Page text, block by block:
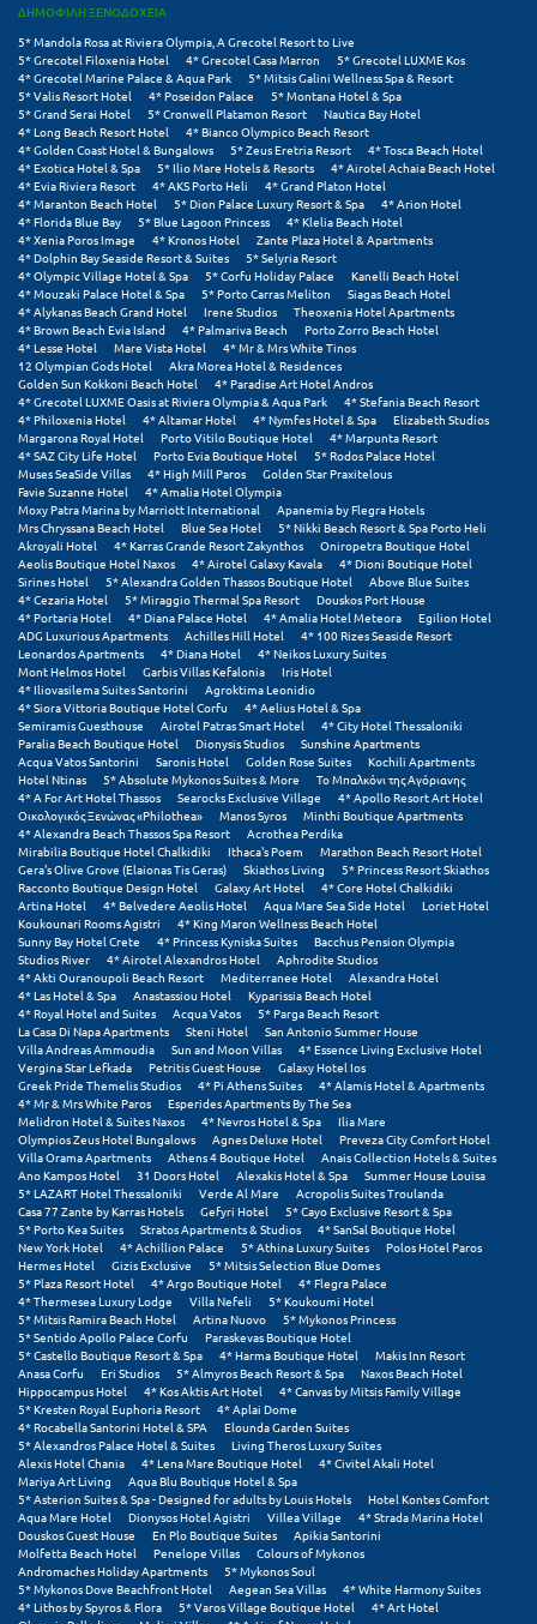
Μετέωρα
Μέτσοβο
Μήλος
Μονεμβασιά
Μουζάκι
Μπαλί Κρήτης
Μπάνσκο
Μπούκα Μεσσηνίας
Μύκονος
Μυστράς
Μυτιλήνη
Ν
Νάξος
Νάουσα
Ναυπακτία
Ναύπλιο
Νέα Μάκρη
Νέα Στύρα Εύβοιας
Νέοι Πόροι Πιερίας
Ξ
Ξυλόκαστρο
Ο
Ορεινή Αρκαδία
Ορεινή Ναυπακτία
Π
Πάλαιρος
Παξοί
Παραλία Κατερίνης
Παραλία Λιτοχώρου
Παράλιο Άστρος
Πάργα
Παρνασσός
Πάρος
Πάτμος
ΔΗΜΟΦΙΛΗ ΞΕΝΟΔΟΧΕΙΑ
5* Mandola Rosa at Riviera Olympia, A Grecotel Resort to Live
5* Grecotel Filoxenia Hotel
4* Grecotel Casa Marron
5* Grecotel LUXME Kos
4* Grecotel Marine Palace & Aqua Park
5* Mitsis Galini Wellness Spa & Resort
5* Valis Resort Hotel
4* Poseidon Palace
5* Montana Hotel & Spa
5* Grand Serai Hotel
5* Cronwell Platamon Resort
Nautica Bay Hotel
4* Long Beach Resort Hotel
4* Bianco Olympico Beach Resort
4* Golden Coast Hotel & Bungalows
5* Zeus Eretria Resort
4* Tosca Beach Hotel
4* Exotica Hotel & Spa
5* Ilio Mare Hotels & Resorts
4* Airotel Achaia Beach Hotel
4* Evia Riviera Resort
4* AKS Porto Heli
4* Grand Platon Hotel
4* Maranton Beach Hotel
5* Dion Palace Luxury Resort & Spa
4* Arion Hotel
4* Florida Blue Bay
5* Blue Lagoon Princess
4* Klelia Beach Hotel
4* Xenia Poros Image
4* Kronos Hotel
Zante Plaza Hotel & Apartments
4* Dolphin Bay Seaside Resort & Suites
5* Selyria Resort
4* Olympic Village Hotel & Spa
5* Corfu Holiday Palace
Kanelli Beach Hotel
4* Mouzaki Palace Hotel & Spa
5* Porto Carras Meliton
Siagas Beach Hotel
4* Alykanas Beach Grand Hotel
Irene Studios
Theoxenia Hotel Apartments
4* Brown Beach Evia Island
4* Palmariva Beach
Porto Zorro Beach Hotel
4* Lesse Hotel
Mare Vista Hotel
4* Mr & Mrs White Tinos
12 Olympian Gods Hotel
Akra Morea Hotel & Residences
Golden Sun Kokkoni Beach Hotel
4* Paradise Art Hotel Andros
4* Grecotel LUXME Oasis at Riviera Olympia & Aqua Park
4* Stefania Beach Resort
4* Philoxenia Hotel
4* Altamar Hotel 4* Nymfes Hotel & Spa
Elizabeth Studios
Margarona Royal Hotel
Porto Vitilo Boutique Hotel
4* Marpunta Resort
4* SAZ City Life Hotel
Porto Evia Boutique Hotel
5* Rodos Palace Hotel
Muses SeaSide Villas
4* High Mill Paros
Golden Star Praxitelous
Favie Suzanne Hotel
4* Amalia Hotel Olympia
Moxy Patra Marina by Marriott International
Apanemia by Flegra Hotels
Mrs Chryssana Beach Hotel
Blue Sea Hotel
5* Nikki Beach Resort & Spa Porto Heli
Akroyali Hotel
4* Karras Grande Resort Zakynthos
Oniropetra Boutique Hotel
Aeolis Boutique Hotel Naxos
4* Airotel Galaxy Kavala
4* Dioni Boutique Hotel
Sirines Hotel
5* Alexandra Golden Thassos Boutique Hotel
Above Blue Suites
4* Cezaria Hotel
5* Miraggio Thermal Spa Resort
Douskos Port House
4* Portaria Hotel
4* Diana Palace Hotel 4* Amalia Hotel Meteora
Egilion Hotel
ADG Luxurious Apartments
Achilles Hill Hotel
4* 100 Rizes Seaside Resort
Leonardos Apartments
4* Diana Hotel
4* Neikos Luxury Suites
Mont Helmos Hotel
Garbis Villas Kefalonia
Iris Hotel
4* Iliovasilema Suites Santorini
Agroktima Leonidio
4* Siora Vittoria Boutique Hotel Corfu
4* Aelius Hotel & Spa
Semiramis Guesthouse
Airotel Patras Smart Hotel
4* City Hotel Thessaloniki
Paralia Beach Boutique Hotel
Dionysis Studios
Sunshine Apartments
Acqua Vatos Santorini
Saronis Hotel Golden Rose Suites
Kochili Apartments
Hotel Ntinas
5* Absolute Mykonos Suites & More
Το Μπαλκόνι της Αγόριανης
4* A For Art Hotel Thassos
Searocks Exclusive Village
4* Apollo Resort Art Hotel
Οικολογικός Ξενώνας «Philothea»
Manos Syros
Minthi Boutique Apartments
4* Alexandra Beach Thassos Spa Resort
Acrothea Perdika
Mirabilia Boutique Hotel Chalkidiki
Ithaca's Poem
Marathon Beach Resort Hotel
Gera's Olive Grove (Elaionas Tis Geras)
Skiathos Living
5* Princess Resort Skiathos
Racconto Boutique Design Hotel
Galaxy Art Hotel
4* Core Hotel Chalkidiki
Artina Hotel
4* Belvedere Aeolis Hotel Aqua Mare Sea Side Hotel
Loriet Hotel
Koukounari Rooms Agistri
4* King Maron Wellness Beach Hotel
Sunny Bay Hotel Crete
4* Princess Kyniska Suites
Bacchus Pension Olympia
Studios River
4* Airotel Alexandros Hotel
Aphrodite Studios
4* Akti Ouranoupoli Beach Resort
Mediterranee Hotel
Alexandra Hotel
4* Las Hotel & Spa
Anastassiou Hotel
Kyparissia Beach Hotel
4* Royal Hotel and Suites
Acqua Vatos
5* Parga Beach Resort
La Casa Di Napa Apartments
Steni Hotel
San Antonio Summer House
Villa Andreas Ammoudia
Sun and Moon Villas
4* Essence Living Exclusive Hotel
Vergina Star Lefkada
Petritis Guest House
Galaxy Hotel Ios
Greek Pride Themelis Studios
4* Pi Athens Suites
4* Alamis Hotel & Apartments
4* Mr & Mrs White Paros
Esperides Apartments By The Sea
Melidron Hotel & Suites Naxos
4* Nevros Hotel & Spa
Ilia Mare
Olympios Zeus Hotel Bungalows
Agnes Deluxe Hotel
Preveza City Comfort Hotel
Villa Orama Apartments
Athens 4 Boutique Hotel
Anais Collection Hotels & Suites
Ano Kampos Hotel
31 Doors Hotel Alexakis Hotel & Spa
Summer House Louisa
5* LAZART Hotel Thessaloniki
Verde Al Mare
Acropolis Suites Troulanda
Casa 77 Zante by Karras Hotels
Gefyri Hotel
5* Cayo Exclusive Resort & Spa
5* Porto Kea Suites
Stratos Apartments & Studios
4* SanSal Boutique Hotel
New York Hotel
4* Achillion Palace 5* Athina Luxury Suites
Polos Hotel Paros
Hermes Hotel
Gizis Exclusive
5* Mitsis Selection Blue Domes
5* Plaza Resort Hotel
4* Argo Boutique Hotel
4* Flegra Palace
4* Thermesea Luxury Lodge
Villa Nefeli
5* Koukoumi Hotel
5* Mitsis Ramira Beach Hotel
Artina Nuovo
5* Mykonos Princess
5* Sentido Apollo Palace Corfu
Paraskevas Boutique Hotel
5* Castello Boutique Resort & Spa
4* Harma Boutique Hotel
Makis Inn Resort
Anasa Corfu
Eri Studios 5* Almyros Beach Resort & Spa
Naxos Beach Hotel
Hippocampus Hotel
4* Kos Aktis Art Hotel
4* Canvas by Mitsis Family Village
5* Kresten Royal Euphoria Resort
4* Aplai Dome
4* Rocabella Santorini Hotel & SPA
Elounda Garden Suites
5* Alexandros Palace Hotel & Suites
Living Theros Luxury Suites
Alexis Hotel Chania
4* Lena Mare Boutique Hotel
4* Civitel Akali Hotel
Mariya Art Living
Aqua Blu Boutique Hotel & Spa
5* Asterion Suites & Spa - Designed for adults by Louis Hotels
Hotel Kontes Comfort
Aqua Mare Hotel
Dionysos Hotel Agistri Villea Village
4* Strada Marina Hotel
Douskos Guest House
En Plo Boutique Suites
Apikia Santorini
Molfetta Beach Hotel
Penelope Villas
Colours of Mykonos
Andromaches Holiday Apartments
5* Mykonos Soul
5* Mykonos Dove Beachfront Hotel
Aegean Sea Villas
4* White Harmony Suites
4* Lithos by Spyros & Flora
5* Varos Village Boutique Hotel
4* Art Hotel